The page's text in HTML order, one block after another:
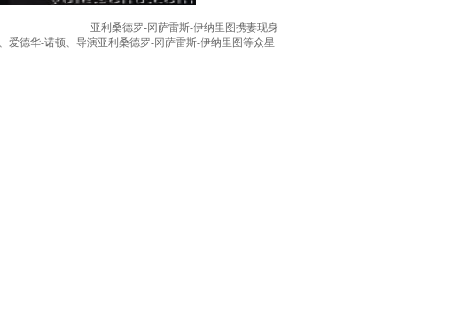
亚利桑德罗-冈萨雷斯-伊纳里图携妻现身
爱德华-诺顿、导演亚利桑德罗-冈萨雷斯-伊纳里图等众星